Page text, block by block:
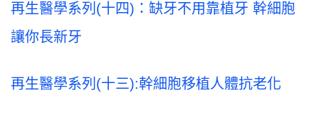
再生醫學系列(十四)：缺牙不用靠植牙 幹細胞
讓你長新牙
再生醫學系列(十三):幹細胞移植人體抗老化